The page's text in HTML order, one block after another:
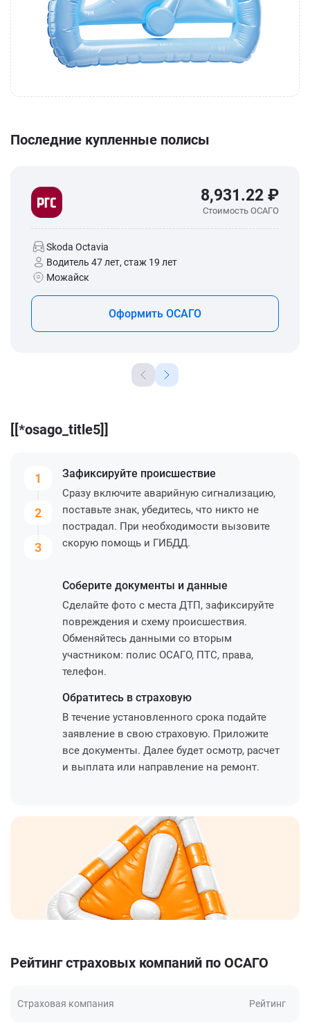
Последние купленные полисы
8,931.22 ₽
Стоимость ОСАГО
Skoda Octavia
Водитель 47 лет, стаж 19 лет
Можайск
Оформить ОСАГО
[[*osago_title5]]
1
2
3
Зафиксируйте происшествие
Сразу включите аварийную сигнализацию,
поставьте знак, убедитесь, что никто не
пострадал. При необходимости вызовите
скорую помощь и ГИБДД.
Соберите документы и данные
Сделайте фото с места ДТП, зафиксируйте
повреждения и схему происшествия.
Обменяйтесь данными со вторым
участником: полис ОСАГО, ПТС, права,
телефон.
Обратитесь в страховую
В течение установленного срока подайте
заявление в свою страховую. Приложите
все документы. Далее будет осмотр, расчет
и выплата или направление на ремонт.
Рейтинг страховых компаний по ОСАГО
Страховая компания Рейтинг